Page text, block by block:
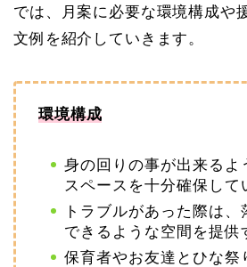
では、月案に必要な環境構成や
文例を紹介していきます。
環境構成
身の回りの事が出来るよ
スペースを十分確保して
トラブルがあった際は
できるような空間を提供
保育者やお友達とひな祭